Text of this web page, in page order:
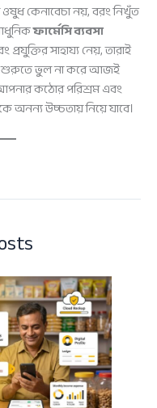
কেনাবেচা নয়, বরং নিখুঁত
ফার্মেসি ব্যবসা
সাহায্য নেয়, তারাই
শুরুতে ভুল না করে আজই
কঠোর পরিশ্রম এবং
অনন্য উচ্চতায় নিয়ে যাবে।